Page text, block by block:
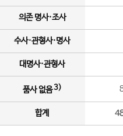
의존 명사·조사
수사·관형사·명사
대명사·관형사
품사 없음3)
합계